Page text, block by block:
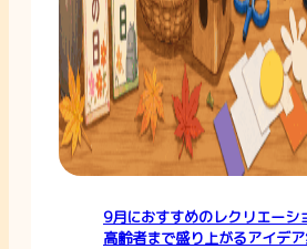
9月におすすめのレクリエーシ
高齢者まで盛り上がるアイデ